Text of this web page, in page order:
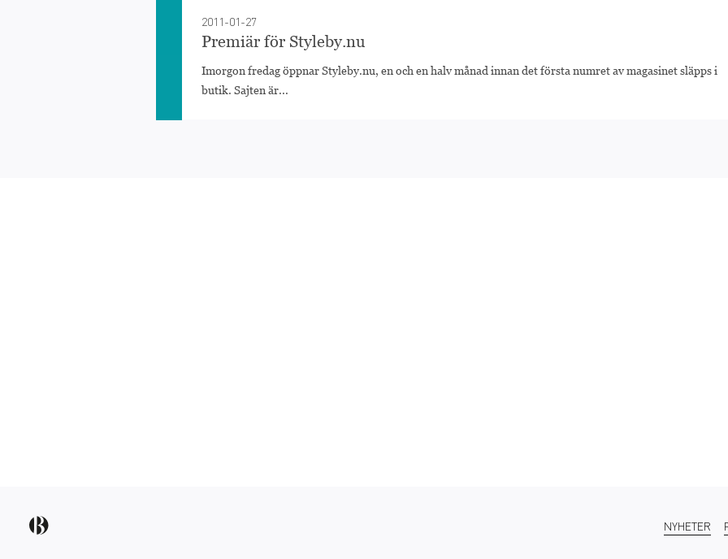
2011-01-27
Premiär för Styleby.nu
Imorgon fredag öppnar Styleby.nu, en och en halv månad innan det första numret av magasinet släpps i
butik. Sajten är...
NYHETER